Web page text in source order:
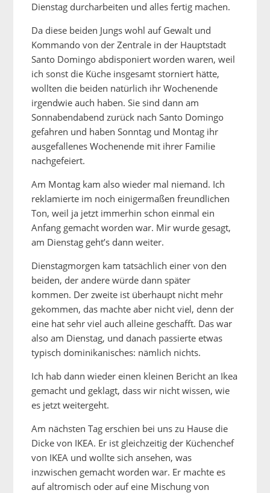
Dienstag durcharbeiten und alles fertig machen.
Da diese beiden Jungs wohl auf Gewalt und
Kommando von der Zentrale in der Hauptstadt
Santo Domingo abdisponiert worden waren, weil
ich sonst die Küche insgesamt storniert hätte,
wollten die beiden natürlich ihr Wochenende
irgendwie auch haben. Sie sind dann am
Sonnabendabend zurück nach Santo Domingo
gefahren und haben Sonntag und Montag ihr
ausgefallenes Wochenende mit ihrer Familie
nachgefeiert.
Am Montag kam also wieder mal niemand. Ich
reklamierte im noch einigermaßen freundlichen
Ton, weil ja jetzt immerhin schon einmal ein
Anfang gemacht worden war. Mir wurde gesagt,
am Dienstag geht’s dann weiter.
Dienstagmorgen kam tatsächlich einer von den
beiden, der andere würde dann später
kommen. Der zweite ist überhaupt nicht mehr
gekommen, das machte aber nicht viel, denn der
eine hat sehr viel auch alleine geschafft. Das war
also am Dienstag, und danach passierte etwas
typisch dominikanisches: nämlich nichts.
Ich hab dann wieder einen kleinen Bericht an Ikea
gemacht und geklagt, dass wir nicht wissen, wie
es jetzt weitergeht.
Am nächsten Tag erschien bei uns zu Hause die
Dicke von IKEA. Er ist gleichzeitig der Küchenchef
von IKEA und wollte sich ansehen, was
inzwischen gemacht worden war. Er machte es
auf altromisch oder auf eine Mischung von